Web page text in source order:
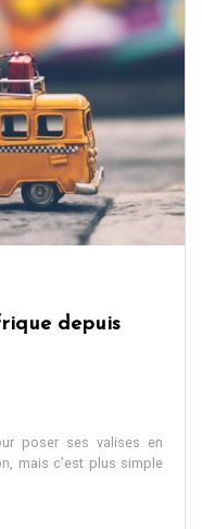
depuis
poser ses valises en
mais c’est plus simple